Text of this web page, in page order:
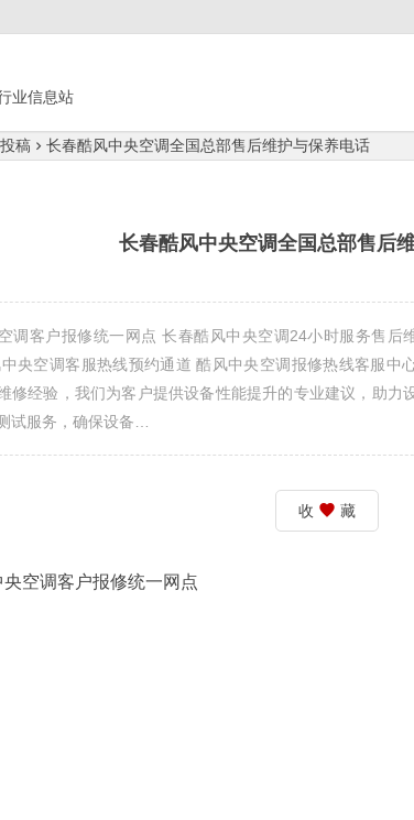
业信息站
稿 长春酷风中央空调全国总部售后维护与保养电话
长春酷风中央空调全国总部售后
调客户报修统一网点 长春酷风中央空调24小时服务售后
央空调客服热线预约通道 酷风中央空调报修热线客服中
修经验，我们为客户提供设备性能提升的专业建议，助力
试服务，确保设备…
收 藏
央空调客户报修统一网点